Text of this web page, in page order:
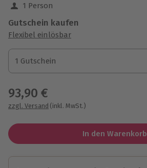
1 Person
Gutschein kaufen
Flexibel einlösbar
1 Gutschein
1 Gutschein
1 Gutschein
93,90 €
zzgl. Versand (inkl. MwSt.)
In den Warenkorb